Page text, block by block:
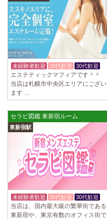
未経験者歓迎 20代歓迎 30代歓迎
エステティックマフィアです＾＾
当店は札幌市中央区エリアにござい
ます …
セラピ図鑑 東新宿ルーム
東新宿駅
未経験者歓迎 20代歓迎 30代歓迎
当店は、国内最大級の繁華街である
東新宿や、東京有数のオフィス街で